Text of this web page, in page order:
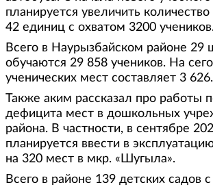
планируется увеличить
42 единиц с охватом 3200
Всего в Наурызбайском районе 29
обучаются 29 858 учеников. На
ученических мест составляет 3 626.
Также аким рассказал про работы
дефицита мест в дошкольных
района. В частности, в сентябре
планируется ввести в
на 320 мест в мкр. «Шугыла».
Всего в районе 139 детских садов с